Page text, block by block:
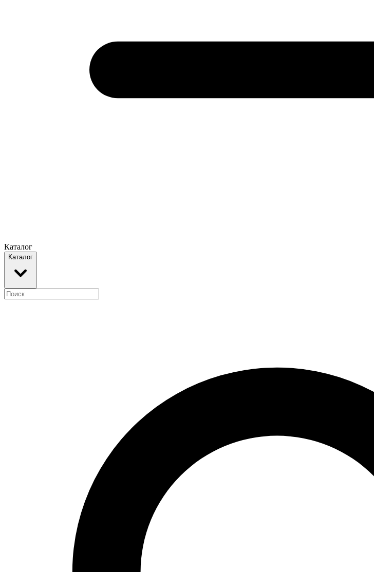
Каталог
Каталог